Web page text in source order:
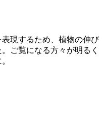
現するため、植物の伸び
ご覧になる方々が明るく